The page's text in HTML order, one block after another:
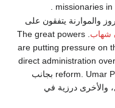
missionaries in
والموارنة يتفقون على
شهاب . The great powers
are putting pressure on
direct administration
reform. Umar Pasha creates notables assembled بجانب
والأخرى درزية في